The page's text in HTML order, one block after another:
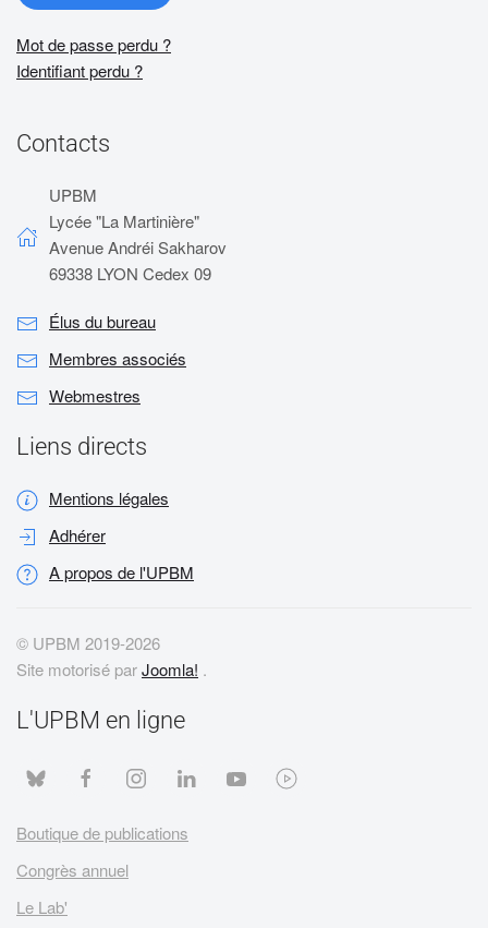
Mot de passe perdu ?
Identifiant perdu ?
Contacts
UPBM
Lycée "La Martinière"
Avenue Andréi Sakharov
69338 LYON Cedex 09
Élus du bureau
Membres associés
Webmestres
Liens directs
Mentions légales
Adhérer
A propos de l'UPBM
© UPBM 2019-2026
Site motorisé parJoomla! .
L'UPBM en ligne
Boutique de publications
Congrès annuel
Le Lab'